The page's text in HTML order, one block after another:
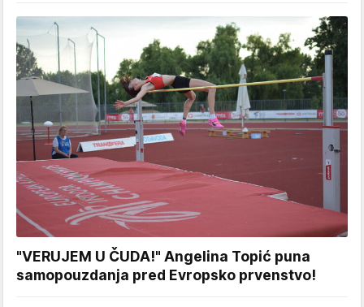
"VERUJEM U ČUDA!" Angelina Topić puna
samopouzdanja pred Evropsko prvenstvo!